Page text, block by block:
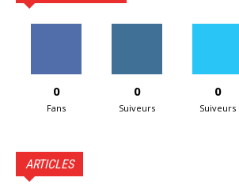
0
Fans
0
Suiveurs
0
Suiveurs
ARTICLES